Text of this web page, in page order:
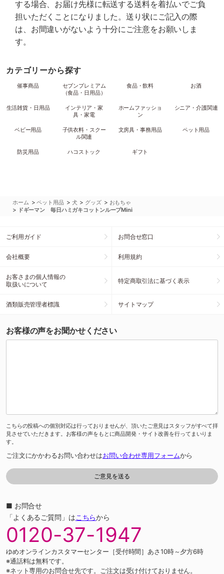
する場合、お届け先様に転送する送料を着払いでご負
担いただくことになりました。送り状にご記入の際
は、お間違いがないよう十分にご注意をお願いしま
す。
カテゴリーから探す
催事商品
セブンプレミアム
（食品・日用品）
食品・飲料 お酒
生活雑貨・日用品
インテリア・家
具・家電
ホームファッショ
ン
シニア・介護関連
ベビー用品
子供衣料・スクー
ル関連
文房具・事務用品 ペット用品
防災用品 ハコストック ギフト
ホーム >ペット用品 > 犬 > グッズ > おもちゃ
> ドギーマン 毎日ハミガキコットンループMini
ご利用ガイド お問合せ窓口
会社概要 利用規約
お客さまの個人情報の
取扱いについて
特定商取引法に基づく表示
酒類販売管理者標識 サイトマップ
お客様の声をお聞かせください
こちらの投稿への個別対応は行っておりませんが、頂いたご意見はスタッフがすべて拝
見させていただきます。お客様の声をもとに商品開発・サイト改善を行ってまいりま
す。
ご注文にかかわるお問い合わせはお問い合わせ専用フォームから
■ お問合せ
「よくあるご質問」はこちらから
0120-37-1947
ゆめオンラインカスタマーセンター［受付時間］あさ10時～夕方6時
※通話料は無料です。
※ネット専用のお問合せ先です。ご注文は受け付けておりません。